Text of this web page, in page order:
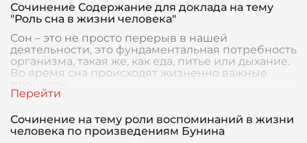
Сочинение Содержание для доклада на тему
"Роль сна в жизни человека"
Сон – это не просто перерыв в нашей
деятельности, это фундаментальная потребность
организма, такая же, как еда, питье или дыхание.
Во время сна происходят жизненно важные
Сочинение на тему роли воспоминаний в жизни
человека по произведениям Бунина